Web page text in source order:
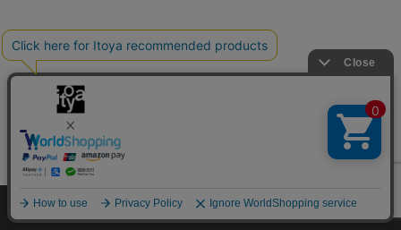
Copyright©伊東屋 All Rights Reserved.